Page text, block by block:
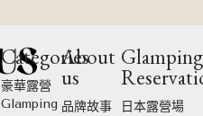
Categories
豪華露營
Glamping
About
us
品牌故事
Glamping
日本露營場